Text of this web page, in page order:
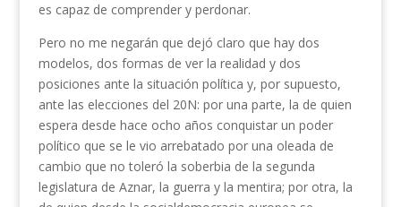
es capaz de comprender y perdonar.
Pero no me negarán que dejó claro que hay dos
modelos, dos formas de ver la realidad y dos
posiciones ante la situación política y, por supuesto,
ante las elecciones del 20N: por una parte, la de quien
espera desde hace ocho años conquistar un poder
político que se le vio arrebatado por una oleada de
cambio que no toleró la soberbia de la segunda
legislatura de Aznar, la guerra y la mentira; por otra, la